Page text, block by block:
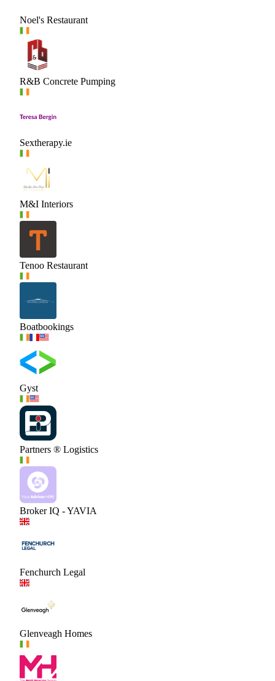
Noel's Restaurant
R&B Concrete Pumping
Sextherapy.ie
M&I Interiors
Tenoo Restaurant
Boatbookings
Gyst
Partners ® Logistics
Broker IQ - YAVIA
Fenchurch Legal
Glenveagh Homes